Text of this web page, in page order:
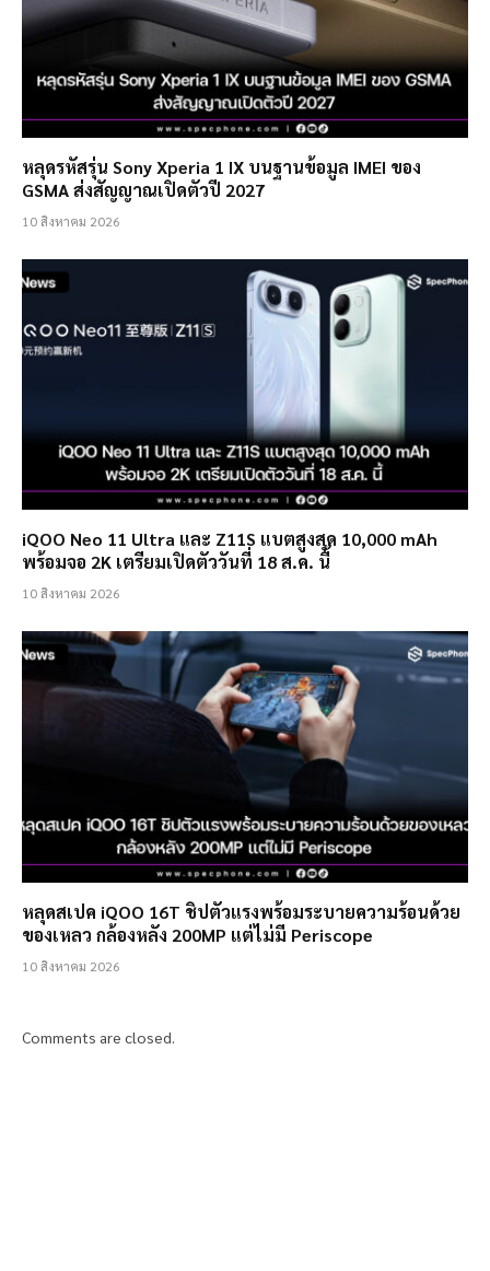
หลุดรหัสรุ่น Sony Xperia 1 IX บนฐานข้อมูล IMEI ของ
GSMA ส่งสัญญาณเปิดตัวปี 2027
10 สิงหาคม 2026
iQOO Neo 11 Ultra และ Z11S แบตสูงสุด 10,000 mAh
พร้อมจอ 2K เตรียมเปิดตัววันที่ 18 ส.ค. นี้
10 สิงหาคม 2026
หลุดสเปค iQOO 16T ชิปตัวแรงพร้อมระบายความร้อนด้วย
ของเหลว กล้องหลัง 200MP แต่ไม่มี Periscope
10 สิงหาคม 2026
Comments are closed.